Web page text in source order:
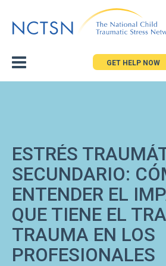
to
GET HELP NOW
ESTRÉS
SECUNDARIO:
ENTENDER EL
QUE TIENE EL
TRAUMA EN LOS
PROFESIONALES